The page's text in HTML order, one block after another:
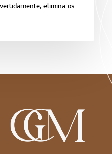
elimina os